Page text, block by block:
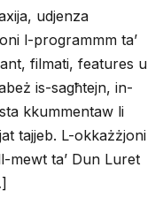
udjenza
l-programmm ta’
filmati, features u
is-sagħtejn, in-
kkummentaw li
tajjeb. L-okkażżjoni
mewt ta’ Dun Luret